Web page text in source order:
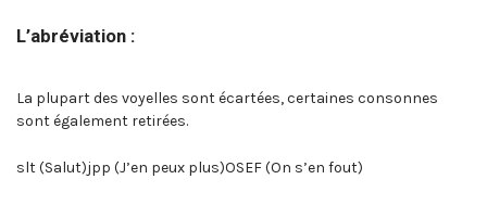
L’abréviation :
La plupart des voyelles sont écartées, certaines consonnes
sont également retirées.
slt (Salut)jpp (J’en peux plus)OSEF (On s’en fout)